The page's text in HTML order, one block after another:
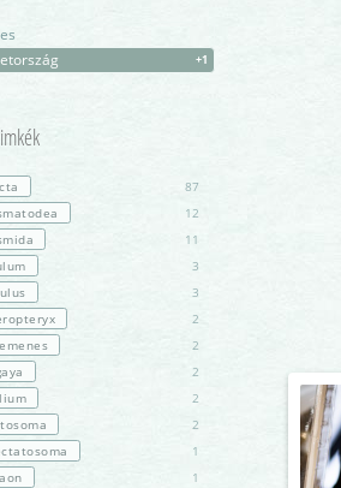
+1
87
12
11
3
3
2
2
2
2
2
1
1